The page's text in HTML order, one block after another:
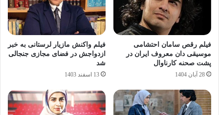
فیلم رقص سامان احتشامی
موسیقی‌ دان معروف ایران در
پشت صحنه کارناوال
28 آبان 1404
فیلم واکنش مازیار لرستانی به خبر
ازدواجش در فضای مجازی جنجالی
شد
13 اسفند 1403